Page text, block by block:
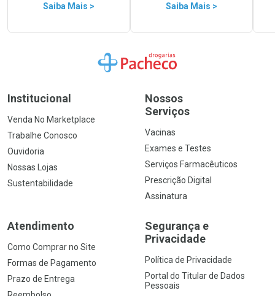
Saiba Mais > Saiba Mais >
Ir para a Home
Institucional
Venda No Marketplace
Trabalhe Conosco
Ouvidoria
Nossas Lojas
Sustentabilidade
Nossos
Serviços
Vacinas
Exames e Testes
Serviços Farmacêuticos
Prescrição Digital
Assinatura
Atendimento
Como Comprar no Site
Formas de Pagamento
Prazo de Entrega
Segurança e
Privacidade
Política de Privacidade
Portal do Titular de Dados
Pessoais